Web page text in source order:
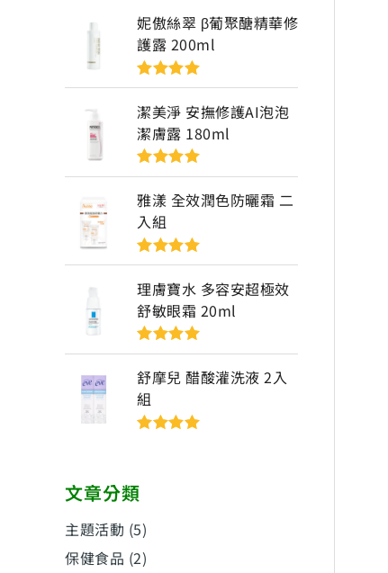
妮傲絲翠 β葡聚醣精華修
護露 200ml
評分5滿分
5
潔美淨 安撫修護AI泡泡
潔膚露 180ml
評分5滿分
5
雅漾 全效潤色防曬霜 二
入組
評分5滿分
5
理膚寶水 多容安超極效
舒敏眼霜 20ml
評分5滿分
5
舒摩兒 醋酸灌洗液 2入
組
文章分類
主題活動 (5)
保健食品 (2)